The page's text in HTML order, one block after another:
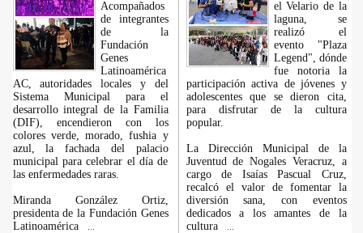
Acompañados
de integrantes
de la
Fundación
Genes
Latinoamérica
AC, autoridades locales y del
Sistema Municipal para el
desarrollo integral de la Familia
(DIF), encendieron con los
colores verde, morado, fushia y
azul, la fachada del palacio
municipal para celebrar el día de
las enfermedades raras.
Miranda González Ortiz,
presidenta de la Fundación Genes
Latinoamérica
el Velario de la
laguna, se
realizó el
evento "Plaza
Legend", dónde
fue notoria la
participación activa de jóvenes y
adolescentes que se dieron cita,
para disfrutar de la cultura
popular.
La Dirección Municipal de la
Juventud de Nogales Veracruz, a
cargo de Isaías Pascual Cruz,
recalcó el valor de fomentar la
diversión sana, con eventos
dedicados a los amantes de la
cultura